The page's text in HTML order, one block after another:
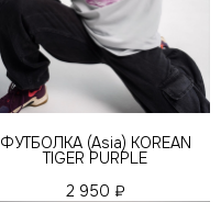
ФУТБОЛКА (Asia) KOREAN
TIGER PURPLE
2 950 ₽